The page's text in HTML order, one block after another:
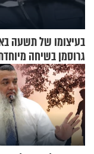
בעיצומו של תשעה
גרוסמן בשיחה